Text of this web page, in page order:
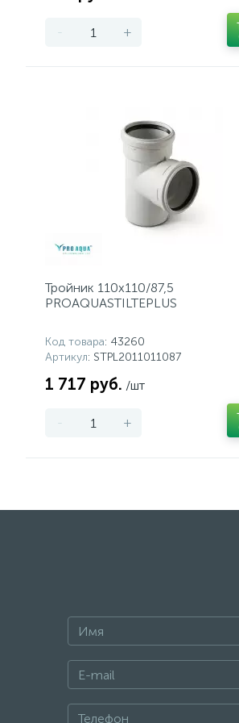
- +
Тройник 110x110/87,5
PROAQUASTILTEPLUS
Код товара: 43260
Артикул: STPL2011011087
1 717 руб. /шт
- +